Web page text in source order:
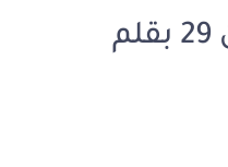
التاسع والعشرون 29 بقلم